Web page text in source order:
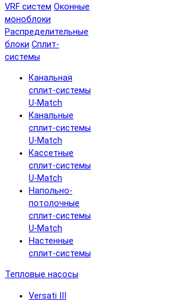
VRF систем Оконные
моноблоки
Распределительные
блоки Сплит-
системы
Канальная
сплит-системы
U-Match
Канальные
сплит-системы
U-Match
Кассетные
сплит-системы
U-Match
Напольно-
потолочные
сплит-системы
U-Match
Настенные
сплит-системы
Тепловые насосы
Versati III